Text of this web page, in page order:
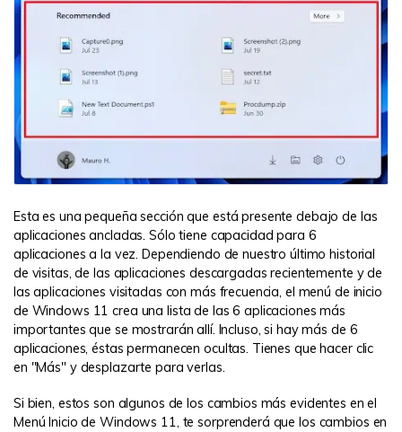
Esta es una pequeña sección que está presente debajo de las
aplicaciones ancladas. Sólo tiene capacidad para 6
aplicaciones a la vez. Dependiendo de nuestro último historial
de visitas, de las aplicaciones descargadas recientemente y de
las aplicaciones visitadas con más frecuencia, el menú de inicio
de Windows 11 crea una lista de las 6 aplicaciones más
importantes que se mostrarán allí. Incluso, si hay más de 6
aplicaciones, éstas permanecen ocultas. Tienes que hacer clic
en "Más" y desplazarte para verlas.
Si bien, estos son algunos de los cambios más evidentes en el
Menú Inicio de Windows 11, te sorprenderá que los cambios en